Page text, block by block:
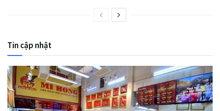
Tin cập nhật